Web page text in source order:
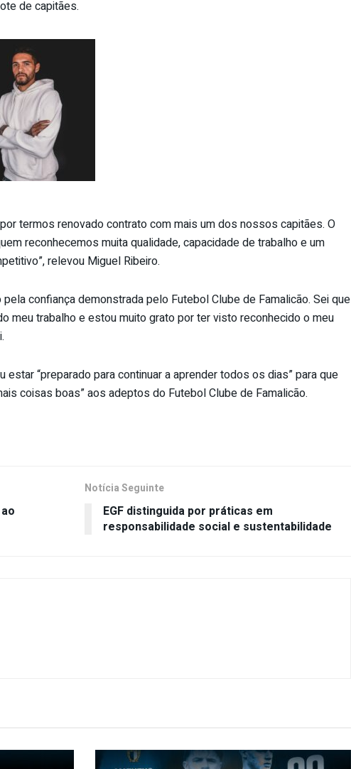
de capitães.
termos renovado contrato com mais um dos nossos capitães. O
reconhecemos muita qualidade, capacidade de trabalho e um
relevou Miguel Ribeiro.
pela confiança demonstrada pelo Futebol Clube de Famalicão. Sei que
meu trabalho e estou muito grato por ter visto reconhecido o meu
estar “preparado para continuar a aprender todos os dias” para que
coisas boas” aos adeptos do Futebol Clube de Famalicão.
Notícia Seguinte
EGF distinguida por práticas em
responsabilidade social e sustentabilidade